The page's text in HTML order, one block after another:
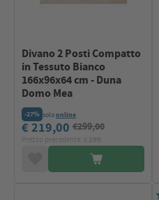
Divano 2 Posti Compatto
in Tessuto Bianco
166x96x64 cm - Duna
Domo Mea
-27% soloonline
€ 219,00 €299,00